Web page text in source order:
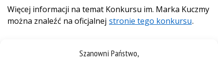
Szanowni Państwo,
Więcej informacji na temat Konkursu im. Marka Kuczmy
można znaleźć na oficjalnej stronie tego konkursu.